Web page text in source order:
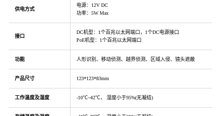
供电方式
电源：12V DC
功率：5W Max
接口
DC机型：1个百兆以太网端口，1个DC电源接口
PoE机型：1个百兆以太网端口
功能 人形识别、移动侦测、越界侦测、区域入侵、镜头遮蔽
产品尺寸 123*123*83mm
工作温度及湿度 -10℃~42℃， 湿度小于95%(无凝结)